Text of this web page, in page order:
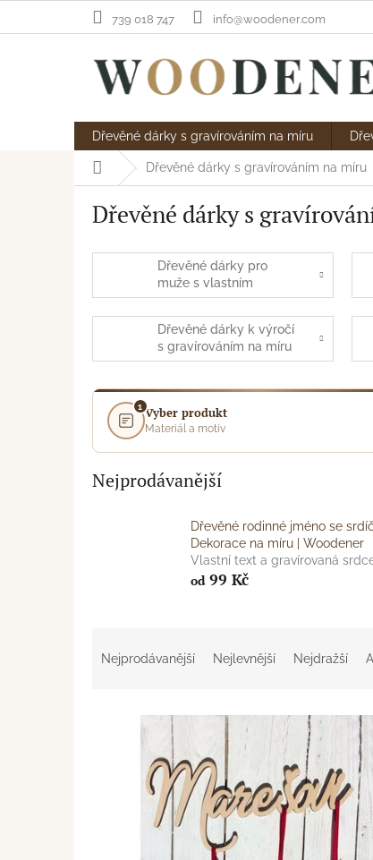
739 018 747 info@woodener.com
Dřevěné dárky s gravírováním na míru
Domů Dřevěné dárky s gravírováním na míru
Dřevěné dárky s
Dřevěné dárky pro
muže s vlastním
gravírováním
Dřevěné dárky k výročí
s gravírováním na míru
1 Vyber produkt
Materiál a motiv
Nejprodávanější
Dřevěné rodinné jméno se
Dekorace na míru | Woodener
Vlastní text a gravírovaná
od99 Kč
Nejprodávanější Nejlevnější Nejdražší